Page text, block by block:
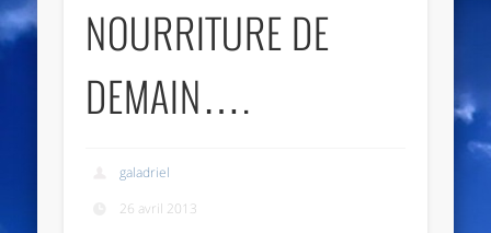
NOURRITURE DE
DEMAIN….
galadriel
26 avril 2013